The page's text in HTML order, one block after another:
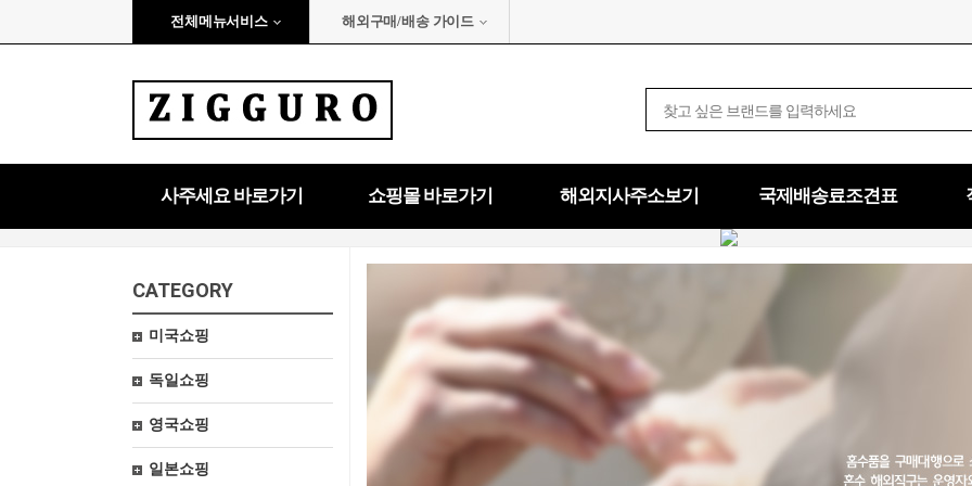
전체메뉴서비스 해외구매/배송 가이드
사주세요 바로가기 쇼핑몰 바로가기 해외지사주소보기 국제배송료조견표
CATEGORY
미국쇼핑
독일쇼핑
영국쇼핑
일본쇼핑